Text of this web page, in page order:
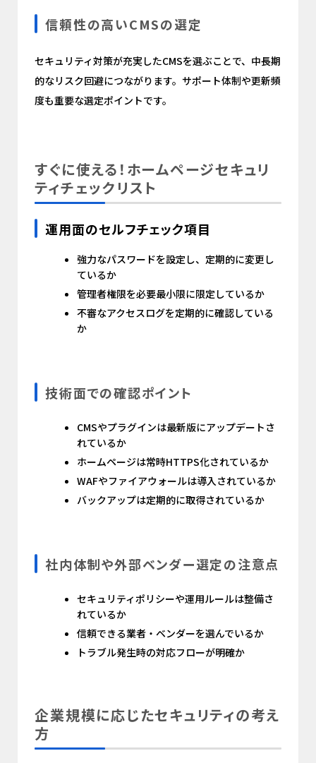
信頼性の高いCMSの選定
セキュリティ対策が充実したCMSを選ぶことで、中長期
的なリスク回避につながります。サポート体制や更新頻
度も重要な選定ポイントです。
すぐに使える！ホームページセキュリ
ティチェックリスト
運用面のセルフチェック項目
強力なパスワードを設定し、定期的に変更し
ているか
管理者権限を必要最小限に限定しているか
不審なアクセスログを定期的に確認している
か
技術面での確認ポイント
CMSやプラグインは最新版にアップデートさ
れているか
ホームページは常時HTTPS化されているか
WAFやファイアウォールは導入されているか
バックアップは定期的に取得されているか
社内体制や外部ベンダー選定の注意点
セキュリティポリシーや運用ルールは整備さ
れているか
信頼できる業者・ベンダーを選んでいるか
トラブル発生時の対応フローが明確か
企業規模に応じたセキュリティの考え
方